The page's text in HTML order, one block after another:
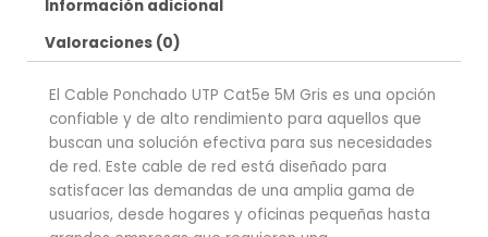
Información adicional
Valoraciones (0)
El Cable Ponchado UTP Cat5e 5M Gris es una opción
confiable y de alto rendimiento para aquellos que
buscan una solución efectiva para sus necesidades
de red. Este cable de red está diseñado para
satisfacer las demandas de una amplia gama de
usuarios, desde hogares y oficinas pequeñas hasta